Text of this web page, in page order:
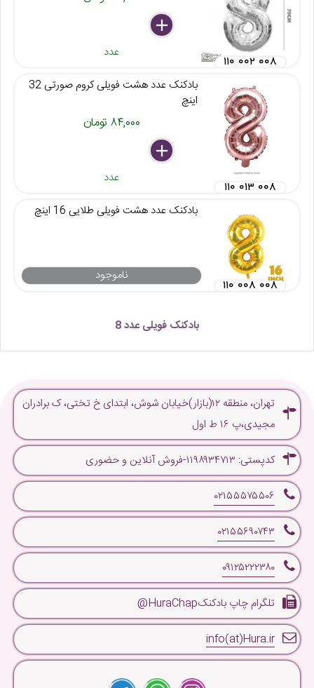
delete
remove
add
عدد
۱۱۰ ۰۰۲ ۰۰۸
بادکنک عدد هشت فویلی کروم صورتی 32
اینچ
۸۴,۰۰۰ تومان
delete
remove
add
عدد
۱۱۰ ۰۱۳ ۰۰۸
بادکنک عدد هشت فویلی طلایی 16 اینچ
ناموجود
۱۱۰ ۰۰۸ ۰۰۸
بادکنک فویلی عدد 8
تهران، منطقه ۱۲(بازار)خیابان شوش، ابتدای خ تختی، ک برادران
مجیدی،پ ۱۶ ط اول
کدپستی: ۱۱۹۸۹۳۴۷۱۳-فروش آنلاین و حضوری
۰۲۱۵۵۵۷۵۵۰۶
۰۲۱۵۵۶۹۰۷۴۳
۰۹۱۲۵۲۲۲۳۸۰
تلگرام چاپ بادکنکHuraChap@
info(at)Hura.ir